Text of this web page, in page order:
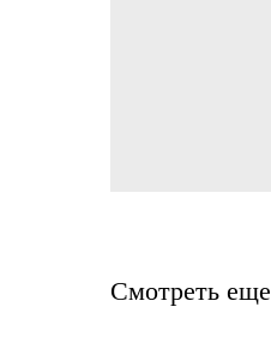
Смотреть еще